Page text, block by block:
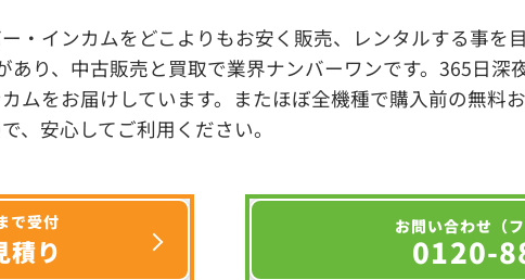
・インカムをどこよりもお安く販売、レンタルする事を
り、中古販売と買取で業界ナンバーワンです。365日深
ムをお届けしています。またほぼ全機種で購入前の無料
、安心してご利用ください。
で受付
積り
お問い合わせ（
0120-